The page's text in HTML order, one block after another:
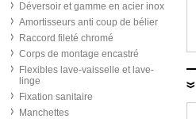
Déversoir et gamme en acier inox
Amortisseurs anti coup de bélier
Raccord fileté chromé
Corps de montage encastré
Flexibles lave-vaisselle et lave-
linge
Fixation sanitaire
Manchettes